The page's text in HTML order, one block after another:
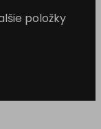
položky